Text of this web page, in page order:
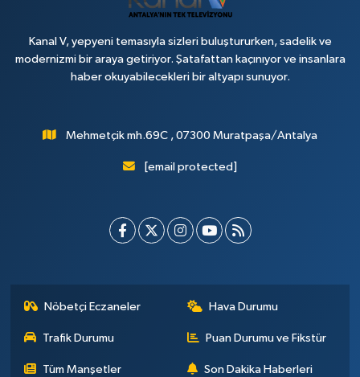
Kanal V, yepyeni temasıyla sizleri buluştururken, sadelik ve
modernizmi bir araya getiriyor. Şatafattan kaçınıyor ve insanlara
haber okuyabilecekleri bir altyapı sunuyor.
Mehmetçik mh.69C , 07300 Muratpaşa/Antalya
[email protected]
Nöbetçi Eczaneler Hava Durumu
Trafik Durumu Puan Durumu ve Fikstür
Tüm Manşetler Son Dakika Haberleri